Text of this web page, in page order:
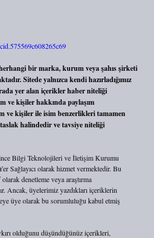
bir marka, kurum veya şahıs şirketi
Sitede yalnızca kendi hazırladığımız
yer alan içerikler haber niteliği
ve kişiler hakkında paylaşım
ve kişiler ile isim benzerlikleri tamamen
halindedir ve tavsiye niteliği
Bilgi Teknolojileri ve İletişim Kurumu
Sağlayıcı olarak hizmet vermektedir. Bu
denetleme veya araştırma
Ancak, üyelerimiz yazdıkları içeriklerin
üye olarak bu sorumluluğu kabul etmiş
olduğunu düşündüğünüz içerikleri,